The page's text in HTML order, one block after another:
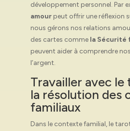
développement personnel. Par
amourpeut offrir une réflexion
nous gérons nos relations
des cartes comme la Sécurité
peuvent aider à comprendre
l’argent.
Travailler avec
la résolution des
familiaux
Dans le contexte familial, le